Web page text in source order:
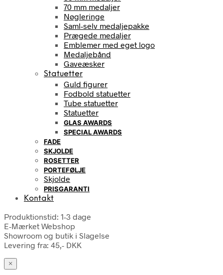
70 mm medaljer
Nøgleringe
Saml-selv medaljepakke
Prægede medaljer
Emblemer med eget logo
Medaljebånd
Gaveæsker
Statuetter
Guld figurer
Fodbold statuetter
Tube statuetter
Statuetter
GLAS AWARDS
SPECIAL AWARDS
FADE
SKJOLDE
ROSETTER
PORTEFØLJE
Skjolde
PRISGARANTI
Kontakt
Produktionstid: 1-3 dage
E-Mærket Webshop
Showroom og butik i Slagelse
Levering fra: 45,- DKK
×